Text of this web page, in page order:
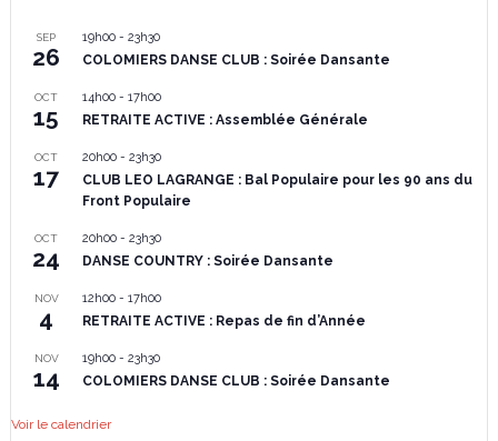
SEP
26
19h00- 23h30
COLOMIERS DANSE CLUB : Soirée Dansante
OCT
15
14h00- 17h00
RETRAITE ACTIVE : Assemblée Générale
OCT
17
20h00- 23h30
CLUB LEO LAGRANGE : Bal Populaire pour les 90 ans du
Front Populaire
OCT
24
20h00- 23h30
DANSE COUNTRY : Soirée Dansante
NOV
4
12h00- 17h00
RETRAITE ACTIVE : Repas de fin d’Année
NOV
14
19h00- 23h30
COLOMIERS DANSE CLUB : Soirée Dansante
Voir le calendrier